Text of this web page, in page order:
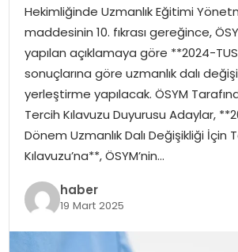
MAGAZIN
SAĞLIK
SOSYAL HABER
Hekimliğinde Uzmanlık Eğitimi
maddesinin 10. fıkrası gereğince,
yapılan açıklamaya göre **2024-
sonuçlarına göre uzmanlık dalı
yerleştirme yapılacak. ÖSYM
Tercih Kılavuzu Duyurusu Adaylar,
Dönem Uzmanlık Dalı Değişikliği İçin
Kılavuzu’na**, ÖSYM’nin…
haber
19 Mart 2025